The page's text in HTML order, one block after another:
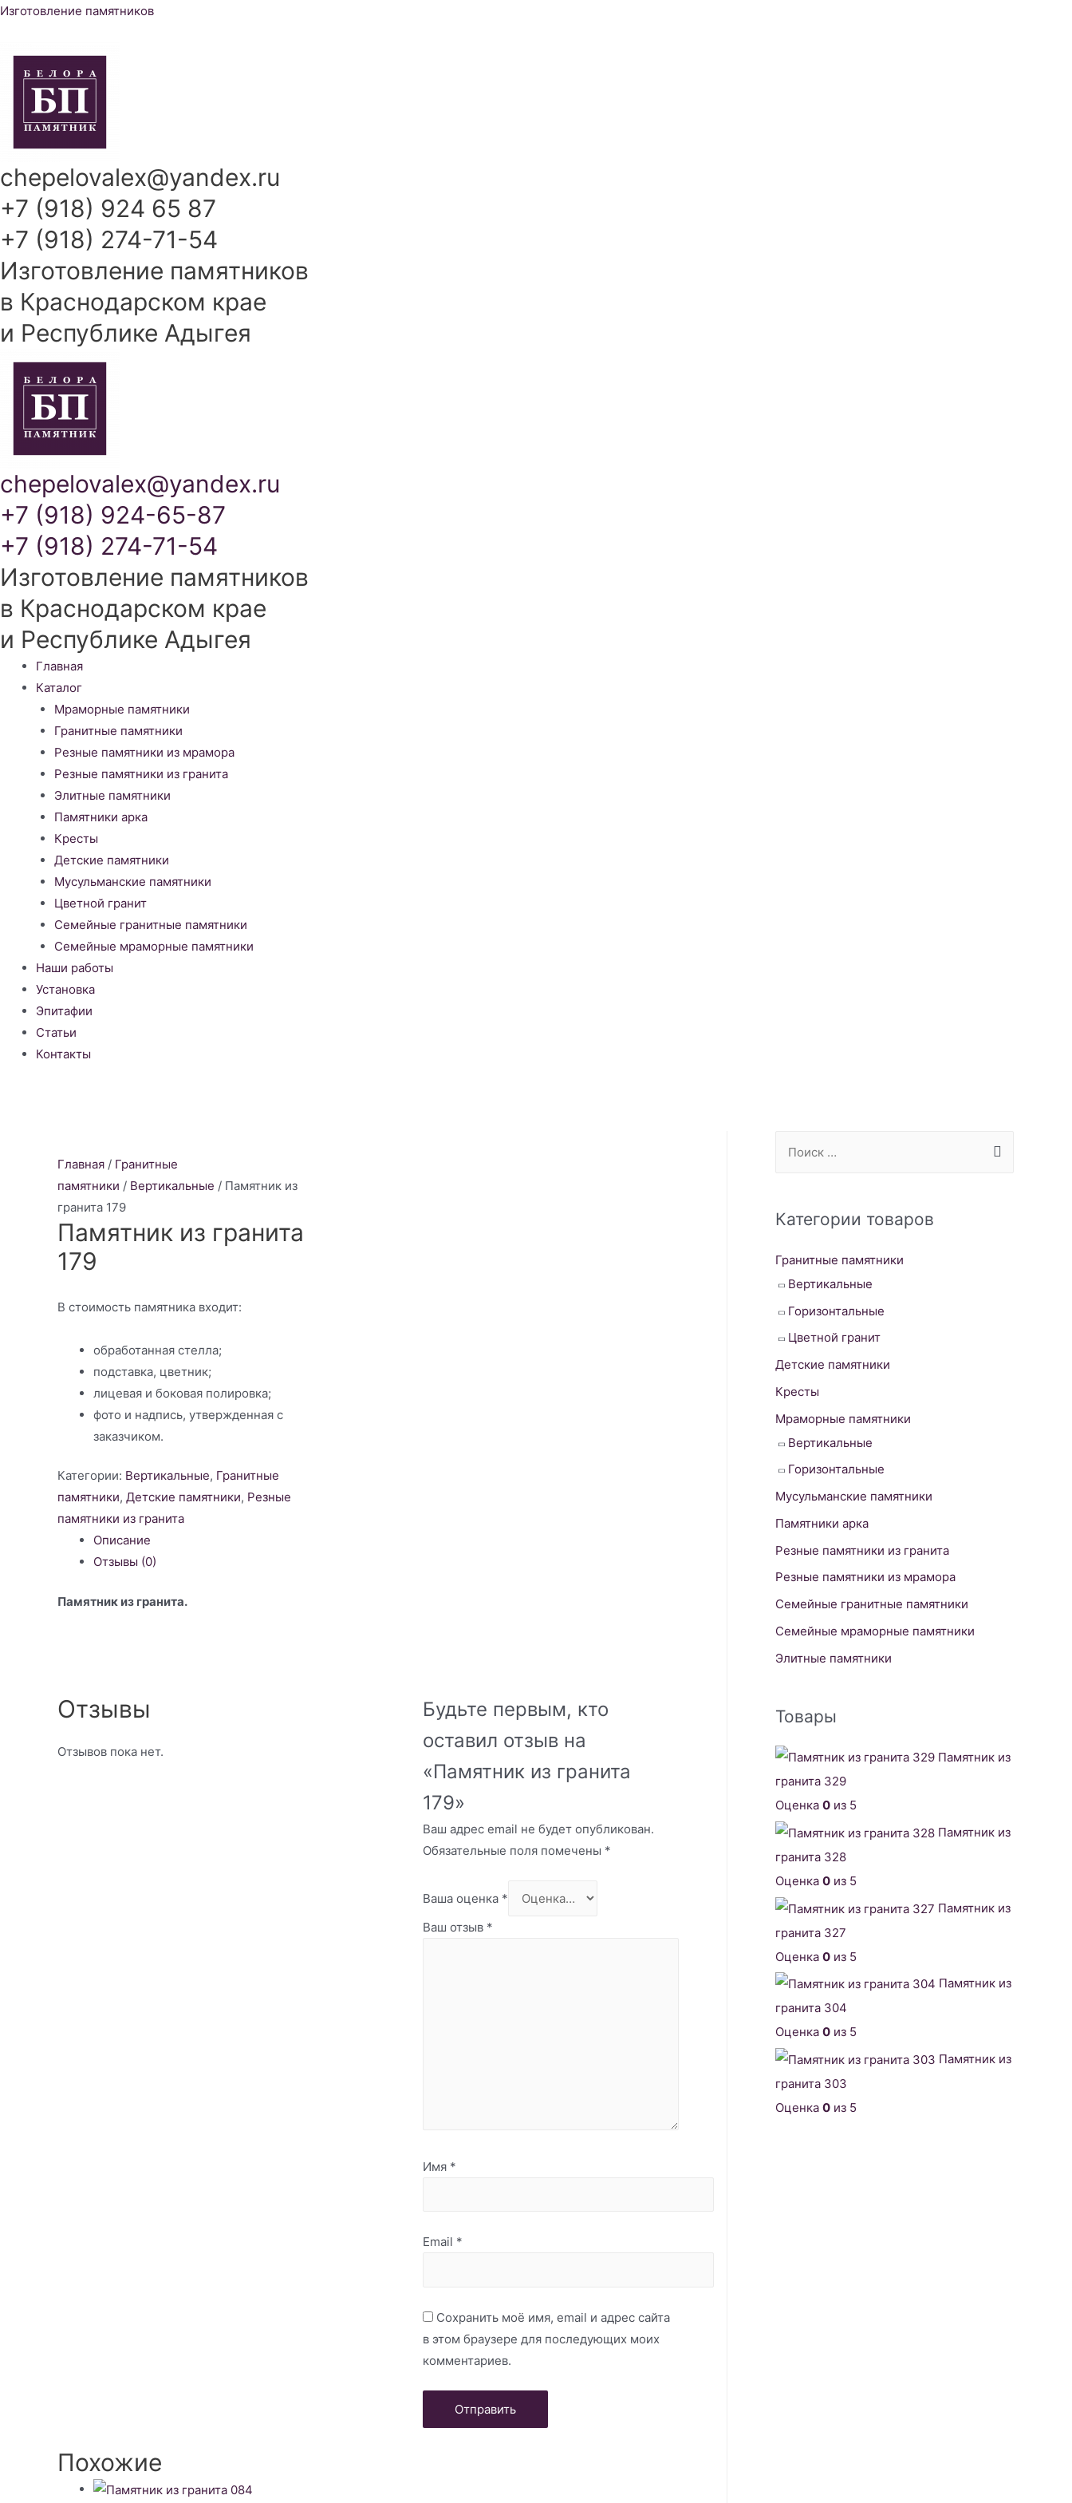
Перейти
содержимому
Изготовление памятников
chepelovalex@yandex.ru
+7 (918) 924 65 87
+7 (918) 274-71-54
Изготовление памятников
в Краснодарском крае
и Республике Адыгея
chepelovalex@yandex.ru
+7 (918) 924-65-87
+7 (918) 274-71-54
Изготовление памятников
в Краснодарском крае
и Республике Адыгея
Меню
Главная
Каталог
Мраморные памятники
Гранитные памятники
Резные памятники из мрамора
Резные памятники из гранита
Элитные памятники
Памятники арка
Кресты
Детские памятники
Мусульманские памятники
Цветной гранит
Семейные гранитные памятники
Семейные мраморные памятники
Наши работы
Установка
Эпитафии
Статьи
Контакты
Главная / Гранитные
памятники / Вертикальные / Памятник из
гранита 179
Памятник из гранита
179
В стоимость памятника входит:
обработанная стелла;
подставка, цветник;
лицевая и боковая полировка;
фото и надпись, утвержденная с
заказчиком.
Категории: Вертикальные, Гранитные
памятники, Детские памятники, Резные
памятники из гранита
Описание
Отзывы (0)
Памятник из гранита.
Отзывы
Отзывов пока нет.
Будьте первым, кто
оставил отзыв на
«Памятник из гранита
179»
Ваш адрес email не будет опубликован.
Обязательные поля помечены *
Ваша оценка *
Ваш отзыв *
Имя *
Email *
Сохранить моё имя, email и адрес сайта
в этом браузере для последующих моих
комментариев.
Похожие
r
h
o
:
Категории товаров
Гранитные памятники
Вертикальные
Горизонтальные
Цветной гранит
Детские памятники
Кресты
Мраморные памятники
Вертикальные
Горизонтальные
Мусульманские памятники
Памятники арка
Резные памятники из гранита
Резные памятники из мрамора
Семейные гранитные памятники
Семейные мраморные памятники
Элитные памятники
Товары
Памятник из
гранита 329
Оценка 0 из 5
Памятник из
гранита 328
Оценка 0 из 5
Памятник из
гранита 327
Оценка 0 из 5
Памятник из
гранита 304
Оценка 0 из 5
Памятник из
гранита 303
Оценка 0 из 5